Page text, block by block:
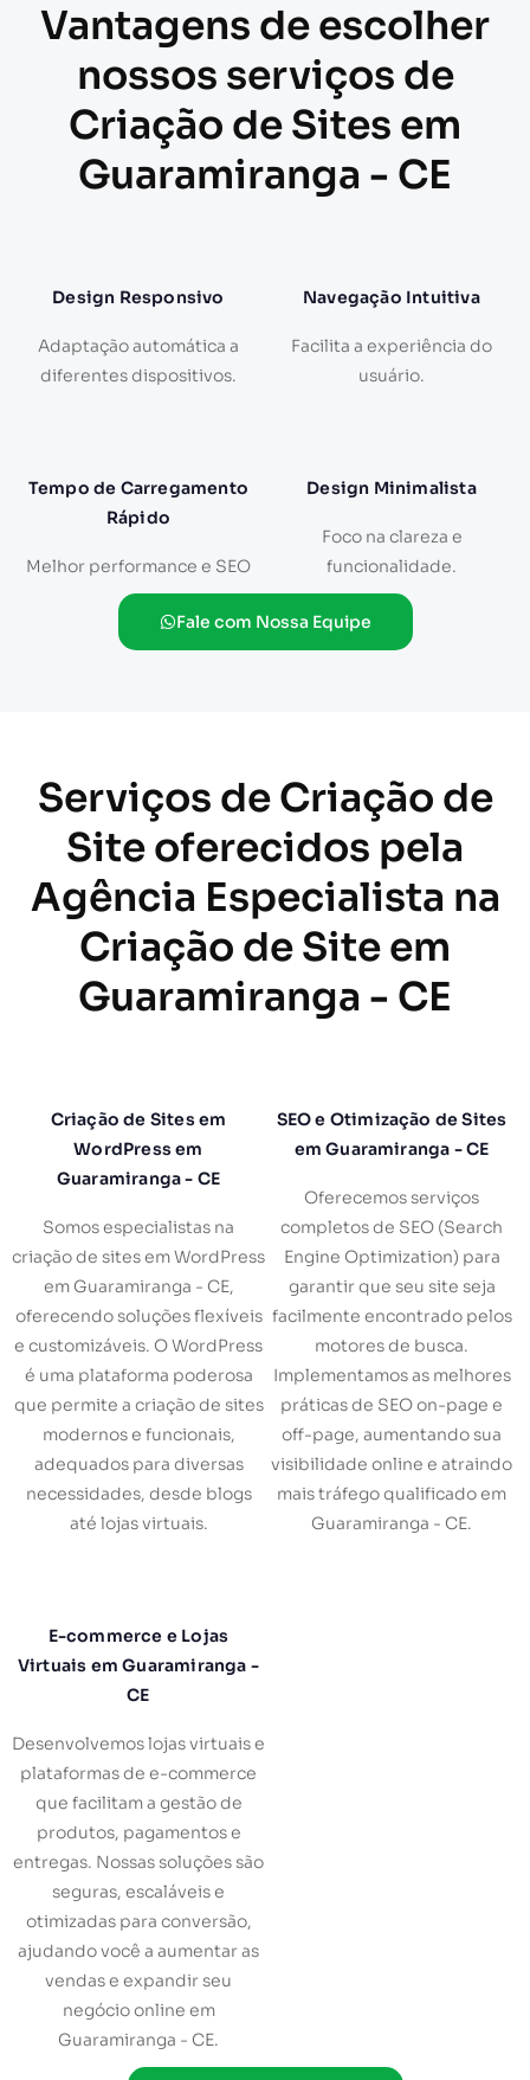
Vantagens de escolher
nossos serviços de
Criação de Sites em
Guaramiranga - CE
Design Responsivo
Adaptação automática a
diferentes dispositivos.
Navegação Intuitiva
Facilita a experiência do
usuário.
Tempo de Carregamento
Rápido
Melhor performance e SEO
Design Minimalista
Foco na clareza e
funcionalidade.
Fale com Nossa Equipe
Serviços de Criação de
Site oferecidos pela
Agência Especialista na
Criação de Site em
Guaramiranga - CE
Criação de Sites em
WordPress em
Guaramiranga - CE
Somos especialistas na
criação de sites em WordPress
em Guaramiranga - CE,
oferecendo soluções flexíveis
e customizáveis. O WordPress
é uma plataforma poderosa
que permite a criação de sites
modernos e funcionais,
adequados para diversas
necessidades, desde blogs
até lojas virtuais.
SEO e Otimização de Sites
em Guaramiranga - CE
Oferecemos serviços
completos de SEO (Search
Engine Optimization) para
garantir que seu site seja
facilmente encontrado pelos
motores de busca.
Implementamos as melhores
práticas de SEO on-page e
off-page, aumentando sua
visibilidade online e atraindo
mais tráfego qualificado em
Guaramiranga - CE.
E-commerce e Lojas
Virtuais em Guaramiranga -
CE
Desenvolvemos lojas virtuais e
plataformas de e-commerce
que facilitam a gestão de
produtos, pagamentos e
entregas. Nossas soluções são
seguras, escaláveis e
otimizadas para conversão,
ajudando você a aumentar as
vendas e expandir seu
negócio online em
Guaramiranga - CE.